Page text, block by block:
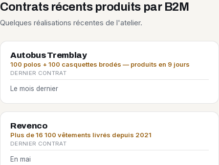
Contrats récents produits par B2M
Quelques réalisations récentes de l'atelier.
Autobus Tremblay
100 polos + 100 casquettes brodés — produits en 9 jours
DERNIER CONTRAT
Le mois dernier
Revenco
Plus de 16 100 vêtements livrés depuis 2021
DERNIER CONTRAT
En mai